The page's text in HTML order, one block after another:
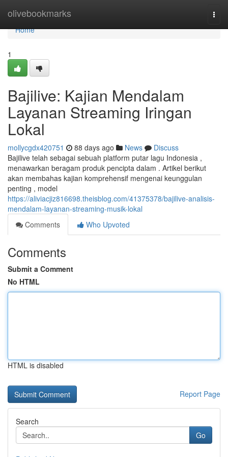
olivebookmarks
Home
Home
1
Bajilive: Kajian Mendalam
Layanan Streaming Iringan
Lokal
mollycgdx420751 88 days ago News
Discuss
Bajilive telah sebagai sebuah platform putar lagu Indonesia ,
menawarkan beragam produk pencipta dalam . Artikel berikut
akan membahas kajian komprehensif mengenai keunggulan
penting , model
https://aliviacjiz816698.theisblog.com/41375378/bajilive-analisis-
mendalam-layanan-streaming-musik-lokal
Comments
Who Upvoted
Comments
Submit a Comment
No HTML
HTML is disabled
Report Page
Search
Go